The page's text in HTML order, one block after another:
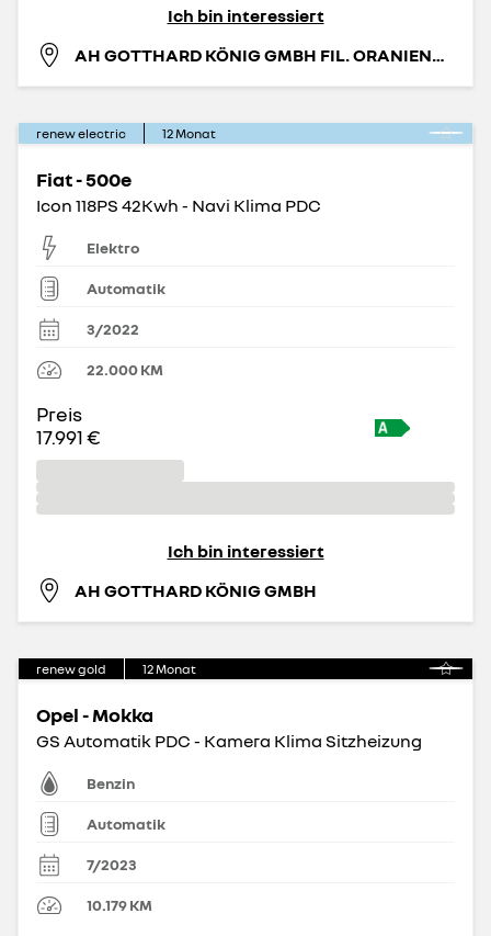
Ich bin interessiert
AH GOTTHARD KÖNIG GMBH FIL. ORANIENBURG
renew electric 12Monat
Fiat - 500e
Icon 118PS 42Kwh - Navi Klima PDC
Elektro
Automatik
3/2022
22.000KM
Preis
17.991 €
Ich bin interessiert
AH GOTTHARD KÖNIG GMBH
renew gold 12Monat
Opel - Mokka
GS Automatik PDC - Kamera Klima Sitzheizung
Benzin
Automatik
7/2023
10.179KM